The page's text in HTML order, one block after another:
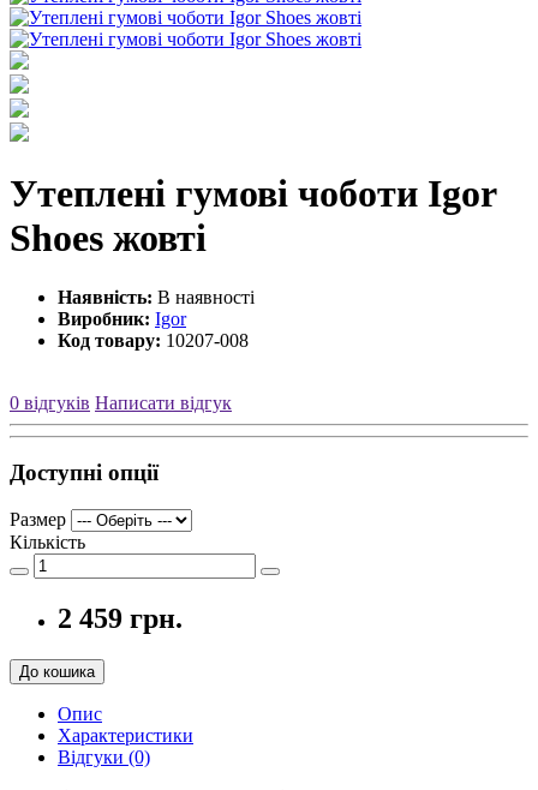
Утеплені гумові чоботи Igor
Shoes жовті
Наявність: В наявності
Виробник: Igor
Код товару: 10207-008
0 відгуків Написати відгук
Доступні опції
Размер
Кількість
2 459 грн.
До кошика
Опис
Характеристики
Відгуки (0)